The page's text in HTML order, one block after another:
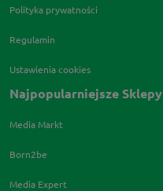
Polityka prywatności
Regulamin
Ustawienia cookies
Najpopularniejsze Sklepy
Media Markt
Born2be
Media Expert